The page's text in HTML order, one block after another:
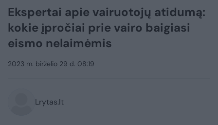
Ekspertai apie vairuotojų atidumą:
kokie įpročiai prie vairo baigiasi
eismo nelaimėmis
2023 m. birželio 29 d. 08:19
Lrytas.lt